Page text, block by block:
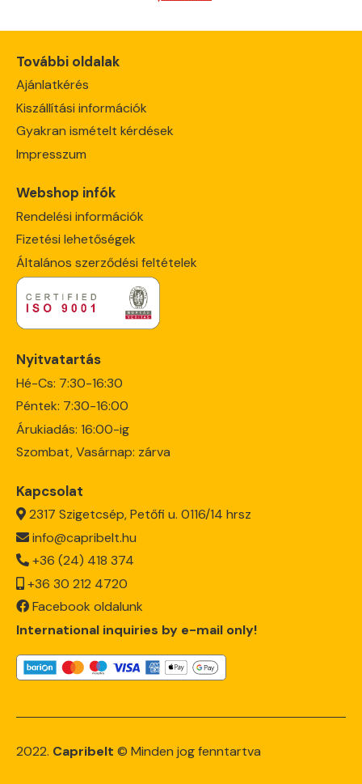
További oldalak
Ajánlatkérés
Kiszállítási információk
Gyakran ismételt kérdések
Impresszum
Webshop infók
Rendelési információk
Fizetési lehetőségek
Általános szerződési feltételek
Nyitvatartás
Hé-Cs: 7:30-16:30
Péntek: 7:30-16:00
Árukiadás: 16:00-ig
Szombat, Vasárnap: zárva
Kapcsolat
2317 Szigetcsép, Petőfi u. 0116/14 hrsz
info@capribelt.hu
+36 (24) 418 374
+36 30 212 4720
Facebook oldalunk
International inquiries by e-mail only!
2022. Capribelt © Minden jog fenntartva